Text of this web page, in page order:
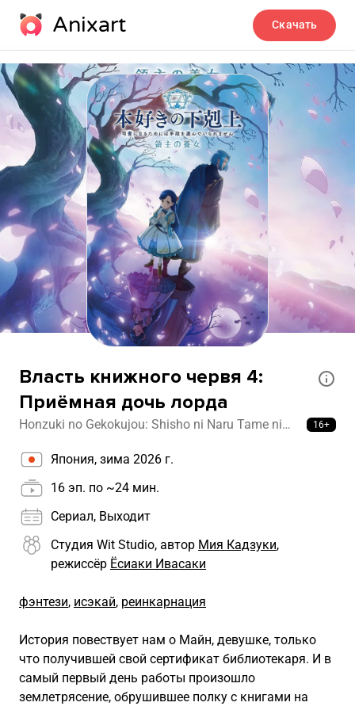
Anixart Скачать
Власть книжного червя 4:
Приёмная дочь лорда
Honzuki no Gekokujou: Shisho ni Naru Tame ni
Youjo
16+
Япония, зима 2026 г.
16 эп. по ~24 мин.
Сериал, Выходит
Студия Wit Studio, автор Мия Кадзуки,
режиссёр Ёсиаки Ивасаки
фэнтези, исэкай, реинкарнация
История повествует нам о Майн, девушке, только
что получившей свой сертификат библиотекаря. И в
самый первый день работы произошло
землетрясение, обрушившее полку с книгами на